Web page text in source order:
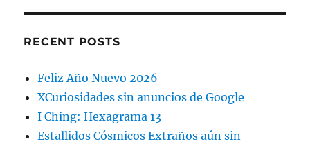
RECENT POSTS
Feliz Año Nuevo 2026
XCuriosidades sin anuncios de Google
I Ching: Hexagrama 13
Estallidos Cósmicos Extraños aún sin